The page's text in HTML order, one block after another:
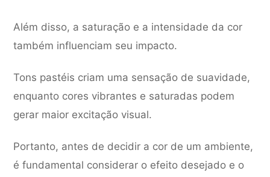
Além disso, a saturação e a intensidade da cor
também influenciam seu impacto.
Tons pastéis criam uma sensação de suavidade,
enquanto cores vibrantes e saturadas podem
gerar maior excitação visual.
Portanto, antes de decidir a cor de um ambiente,
é fundamental considerar o efeito desejado e o